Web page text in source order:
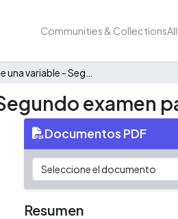
Communities & Collections
examen
Documentos PDF
Resumen